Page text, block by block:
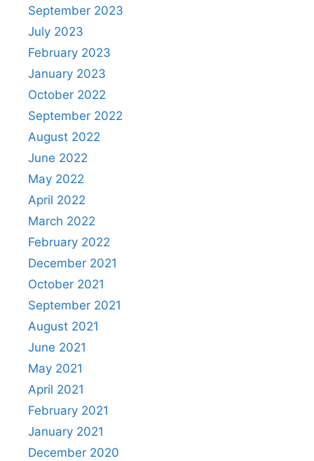
September 2023
July 2023
February 2023
January 2023
October 2022
September 2022
August 2022
June 2022
May 2022
April 2022
March 2022
February 2022
December 2021
October 2021
September 2021
August 2021
June 2021
May 2021
April 2021
February 2021
January 2021
December 2020